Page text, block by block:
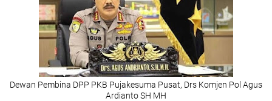
Dewan Pembina DPP PKB Pujakesuma Pusat, Drs Komjen Pol Agus
Ardianto SH MH